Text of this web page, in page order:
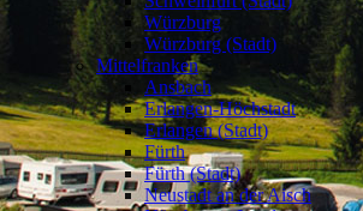
Würzburg
Würzburg (Stadt)
Mittelfranken
Ansbach
Erlangen-Höchstadt
Erlangen (Stadt)
Fürth
Fürth (Stadt)
Neustadt an der Aisch